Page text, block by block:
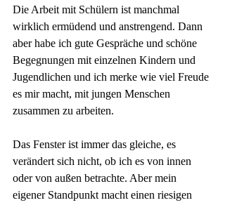
Die Arbeit mit Schülern ist manchmal
wirklich ermüdend und anstrengend. Dann
aber habe ich gute Gespräche und schöne
Begegnungen mit einzelnen Kindern und
Jugendlichen und ich merke wie viel Freude
es mir macht, mit jungen Menschen
zusammen zu arbeiten.
Das Fenster ist immer das gleiche, es
verändert sich nicht, ob ich es von innen
oder von außen betrachte. Aber mein
eigener Standpunkt macht einen riesigen